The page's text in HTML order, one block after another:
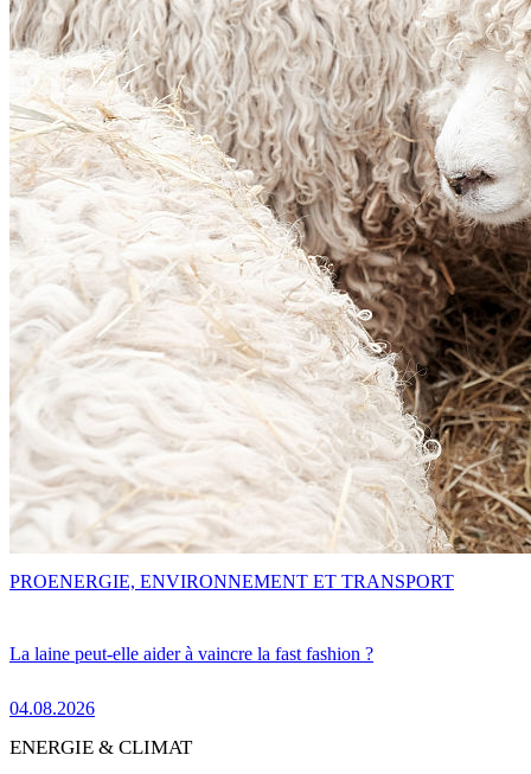
La laine peut-elle aider à vaincre la fast fashion ?
04.08.2026
PROENERGIE, ENVIRONNEMENT ET TRANSPORT
ENERGIE & CLIMAT